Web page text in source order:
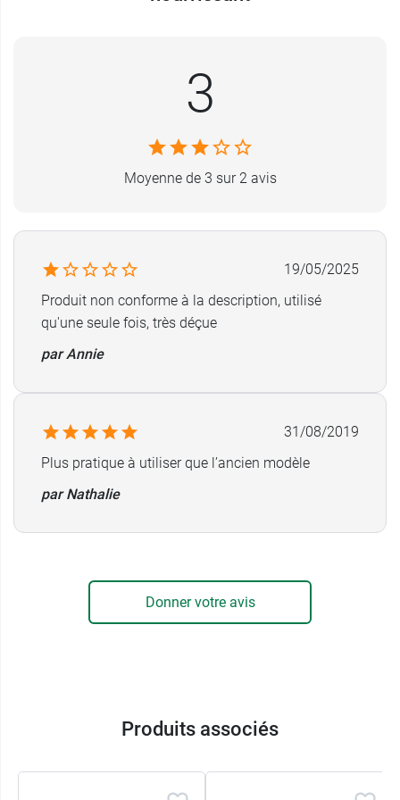
ml ou recharge de 750 ml
3
Moyenne de 3 sur 2 avis
19/05/2025
Produit non conforme à la description, utilisé
qu'une seule fois, très déçue
par Annie
31/08/2019
Plus pratique à utiliser que l’ancien modèle
par Nathalie
Donner votre avis
Produits associés